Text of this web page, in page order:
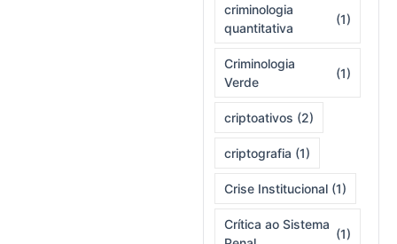
criminologia
quantitativa
(1)
Criminologia
Verde
(1)
criptoativos (2)
criptografia (1)
Crise Institucional (1)
Crítica ao Sistema
(1)